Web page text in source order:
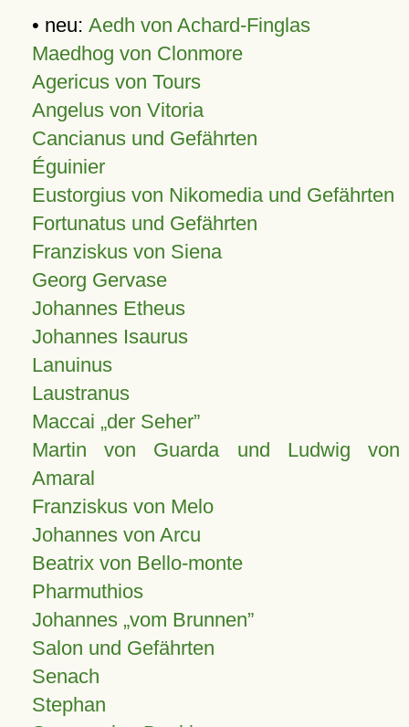
• neu: Aedh von Achard-Finglas
Maedhog von Clonmore
Agericus von Tours
Angelus von Vitoria
Cancianus und Gefährten
Éguinier
Eustorgius von Nikomedia und Gefährten
Fortunatus und Gefährten
Franziskus von Siena
Georg Gervase
Johannes Etheus
Johannes Isaurus
Lanuinus
Laustranus
Maccai „der Seher”
Martin von Guarda und Ludwig von
Amaral
Franziskus von Melo
Johannes von Arcu
Beatrix von Bello-monte
Pharmuthios
Johannes vom Brunnen
Salon und Gefährten
Senach
Stephan